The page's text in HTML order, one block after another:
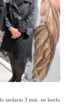
tardarás 3 min. en leerlo